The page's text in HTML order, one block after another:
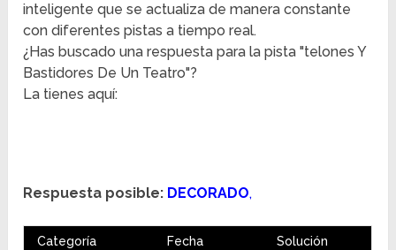
inteligente que se actualiza de manera constante
con diferentes pistas a tiempo real.
¿Has buscado una respuesta para la pista "telones Y
Bastidores De Un Teatro"?
La tienes aquí:
Respuesta posible: DECORADO,
Categoría Fecha Solución